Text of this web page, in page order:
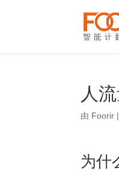
人
由 Foorir
为什